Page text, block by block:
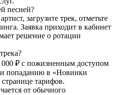
песней?
загрузите трек, отметьте
Заявка приходит в кабинет
решение о ротации
₽ с пожизненным доступом
и попаданию в «Новинки
тарифов.
от обычного